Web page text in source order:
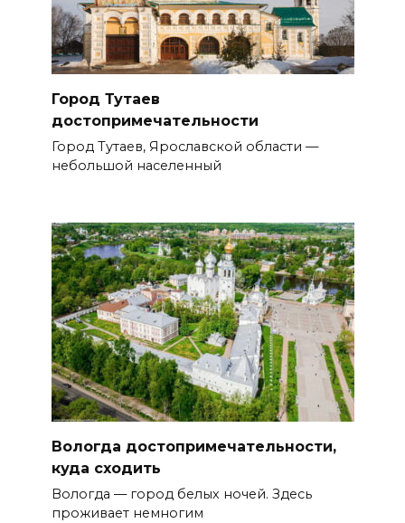
Город Тутаев
достопримечательности
Город Тутаев, Ярославской области —
небольшой населенный
Вологда достопримечательности,
куда сходить
Вологда — город белых ночей. Здесь
проживает немногим